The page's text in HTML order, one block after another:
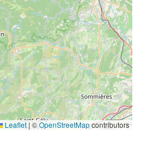
Leaflet|©OpenStreetMapcontributors